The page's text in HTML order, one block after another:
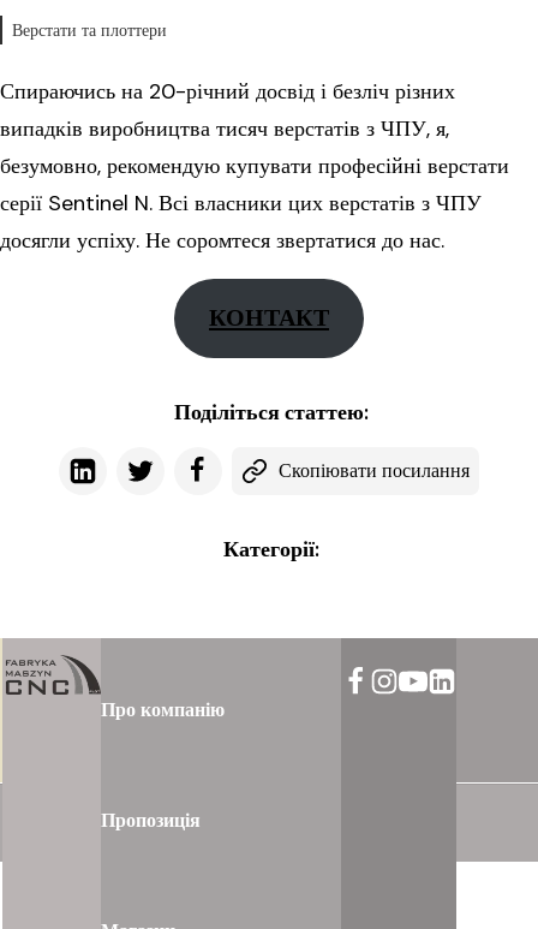
Верстати та плоттери
Спираючись на 20-річний досвід і безліч різних
випадків виробництва тисяч верстатів з ЧПУ, я,
безумовно, рекомендую купувати професійні верстати
серії Sentinel N. Всі власники цих верстатів з ЧПУ
досягли успіху. Не соромтеся звертатися до нас.
КОНТАКТ
Поділіться статтею:
Скопіювати посилання
Категорії:
Про компанію
Пропозиція